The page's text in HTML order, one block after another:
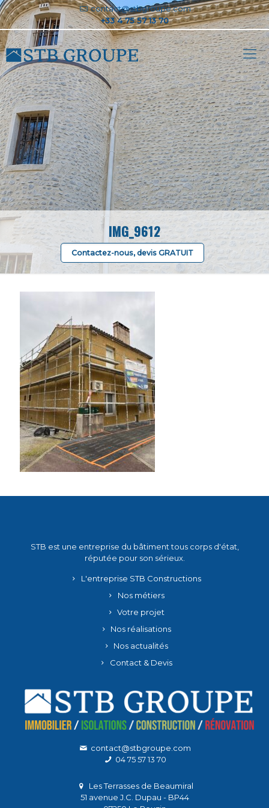
contact@stbgroupe.com
IMG_9612
Contactez-nous, devis GRATUIT
STB est une entreprise du bâtiment tous corps d'état,
réputée pour son sérieux.
L'entreprise STB Constructions
Nos métiers
Votre projet
Nos réalisations
Nos actualités
Contact & Devis
contact@stbgroupe.com
04 75 57 13 70
Les Terrasses de Beaumiral
51 avenue J.C. Dupau - BP44